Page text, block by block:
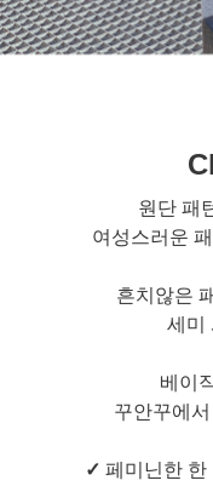
원단 패
여성스러운
흔치않은
세미
베이
꾸안꾸에
✓ 페미닌한 한